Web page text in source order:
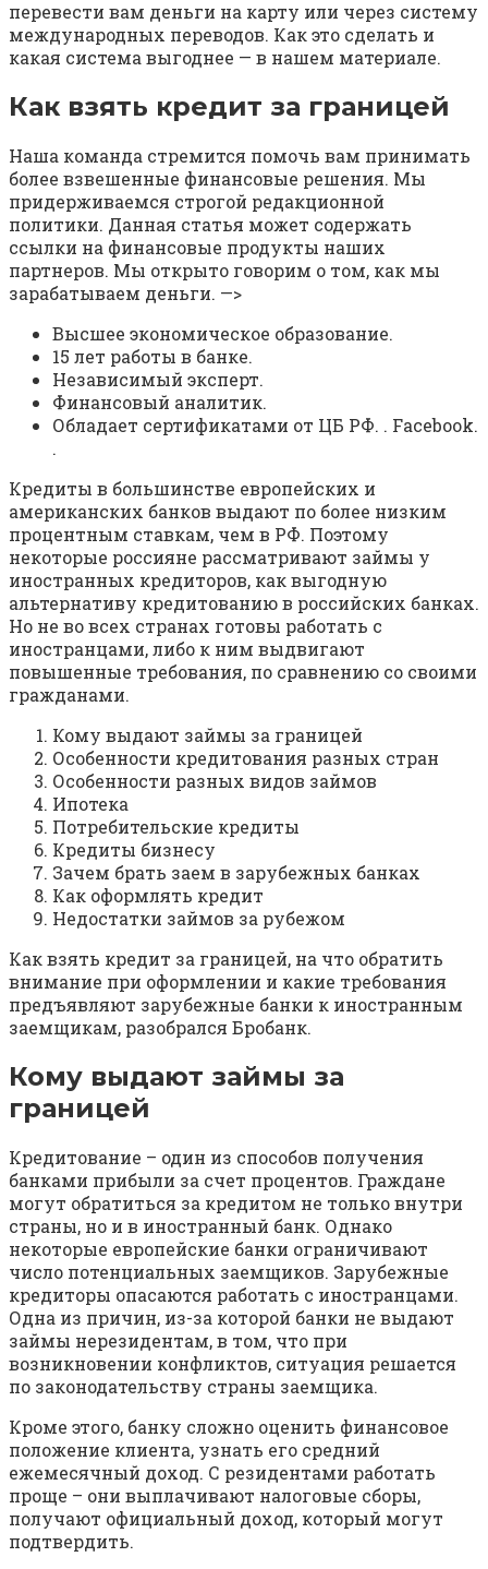
перевести вам деньги на карту или через систему
международных переводов. Как это сделать и
какая система выгоднее — в нашем материале.
Как взять кредит за границей
Наша команда стремится помочь вам принимать
более взвешенные финансовые решения. Мы
придерживаемся строгой редакционной
политики. Данная статья может содержать
ссылки на финансовые продукты наших
партнеров. Мы открыто говорим о том, как мы
зарабатываем деньги. —>
Высшее экономическое образование.
15 лет работы в банке.
Независимый эксперт.
Финансовый аналитик.
Обладает сертификатами от ЦБ РФ. . Facebook.
.
Кредиты в большинстве европейских и
американских банков выдают по более низким
процентным ставкам, чем в РФ. Поэтому
некоторые россияне рассматривают займы у
иностранных кредиторов, как выгодную
альтернативу кредитованию в российских банках.
Но не во всех странах готовы работать с
иностранцами, либо к ним выдвигают
повышенные требования, по сравнению со своими
гражданами.
Кому выдают займы за границей
Особенности кредитования разных стран
Особенности разных видов займов
Ипотека
Потребительские кредиты
Кредиты бизнесу
Зачем брать заем в зарубежных банках
Как оформлять кредит
Недостатки займов за рубежом
Как взять кредит за границей, на что обратить
внимание при оформлении и какие требования
предъявляют зарубежные банки к иностранным
заемщикам, разобрался Бробанк.
Кому выдают займы за
границей
Кредитование – один из способов получения
банками прибыли за счет процентов. Граждане
могут обратиться за кредитом не только внутри
страны, но и в иностранный банк. Однако
некоторые европейские банки ограничивают
число потенциальных заемщиков. Зарубежные
кредиторы опасаются работать с иностранцами.
Одна из причин, из-за которой банки не выдают
займы нерезидентам, в том, что при
возникновении конфликтов, ситуация решается
по законодательству страны заемщика.
Кроме этого, банку сложно оценить финансовое
положение клиента, узнать его средний
ежемесячный доход. С резидентами работать
проще – они выплачивают налоговые сборы,
получают официальный доход, который могут
подтвердить.